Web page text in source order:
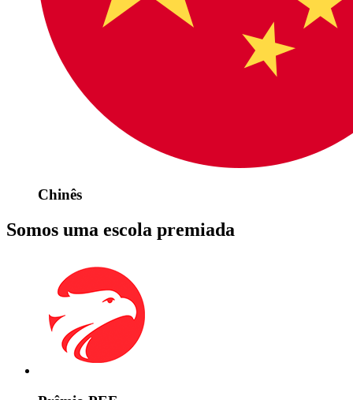
Chinês
Somos uma escola premiada